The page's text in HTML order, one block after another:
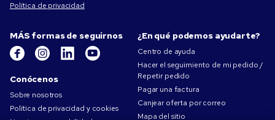
Política de privacidad
MÁS formas de seguirnos
Conócenos
Sobre nosotros
Política de privacidad y cookies
¿En qué podemos ayudarte?
Centro de ayuda
Hacer el seguimiento de mi pedido /
Repetir pedido
Pagar una factura
Canjear oferta por correo
Mapa del sitio